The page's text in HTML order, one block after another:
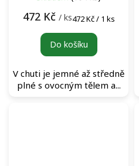
472 Kč / ksMěrná
472 Kč / 1 ks
Do košíku
V chuti je jemné až středně
plné s ovocným tělem a...